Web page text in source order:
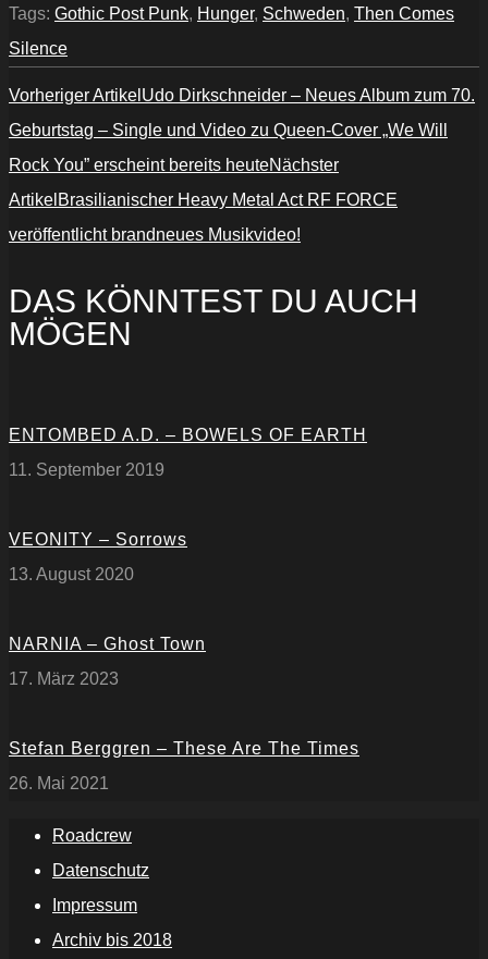
Official
Video“
von
YouTube
Tags: Gothic Post Punk, Hunger, Schweden, Then Comes
Silence
Vorheriger Artikel Udo Dirkschneider – Neues Album zum 70.
Geburtstag – Single und Video zu Queen-Cover „We Will
Rock You” erscheint bereits heuteNächster
Artikel Brasilianischer Heavy Metal Act RF FORCE
veröffentlicht brandneues Musikvideo!
DAS KÖNNTEST DU AUCH
MÖGEN
ENTOMBED A.D. – BOWELS OF EARTH
11. September 2019
VEONITY – Sorrows
13. August 2020
NARNIA – Ghost Town
17. März 2023
Stefan Berggren – These Are The Times
26. Mai 2021
Roadcrew
Datenschutz
Impressum
Archiv bis 2018